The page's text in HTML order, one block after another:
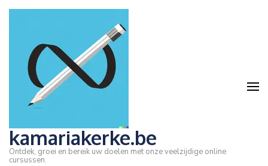
Ga
Enter)
kamariakerke.be
Ontdek, groei en bereik uw doelen met onze veelzijdige online
cursussen.